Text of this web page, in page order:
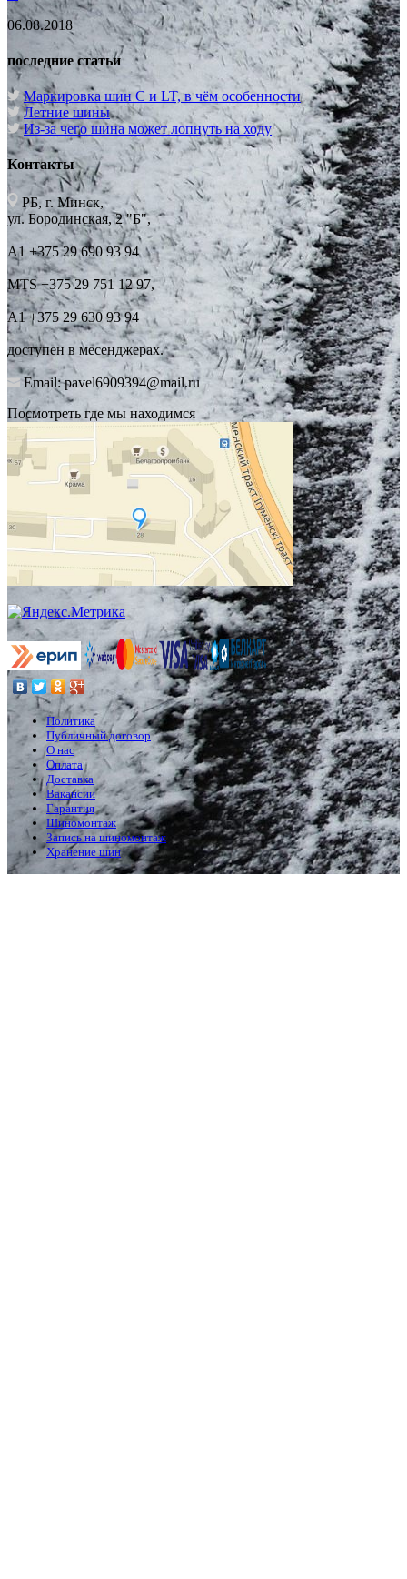
06.08.2018
последние статьи
Маркировка шин C и LT, в чём особенности
Летние шины
Из-за чего шина может лопнуть на ходу
Контакты
РБ, г. Минск,
ул. Бородинская, 2 "Б",
А1 +375 29 690 93 94
MTS +375 29 751 12 97,
А1 +375 29 630 93 94
доступен в месенджерах.
Email: pavel6909394@mail.ru
Посмотреть где мы находимся
Политика
Публичный договор
О нас
Оплата
Доставка
Вакансии
Гарантия
Шиномонтаж
Запись на шиномонтаж
Хранение шин